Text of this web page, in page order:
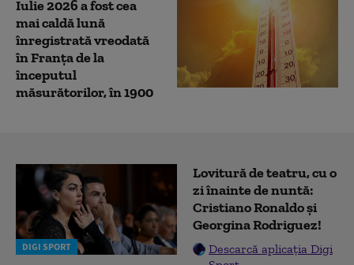
Iulie 2026 a fost cea
mai caldă lună
înregistrată vreodată
în Franța de la
începutul
măsurătorilor, în 1900
DIGI SPORT
Lovitură de teatru, cu o
zi înainte de nuntă:
Cristiano Ronaldo și
Georgina Rodriguez!
Descarcă aplicația Digi